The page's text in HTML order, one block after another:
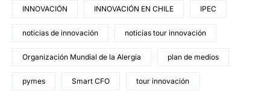
INNOVACIÓN INNOVACIÓN EN CHILE IPEC
noticias de innovación noticias tour innovación
Organización Mundial de la Alergia plan de medios
pymes Smart CFO tour innovación